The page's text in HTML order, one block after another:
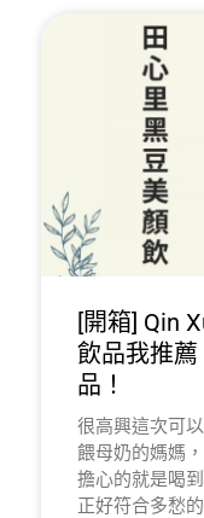
[開箱] Qin
飲品我推
品！
很高興這次可
餵母奶的媽媽
擔心的就是喝
正好符合多愁